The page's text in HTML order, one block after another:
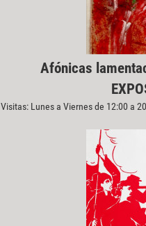
Afónicas
Visitas: Lunes a Viernes de 12:00 a